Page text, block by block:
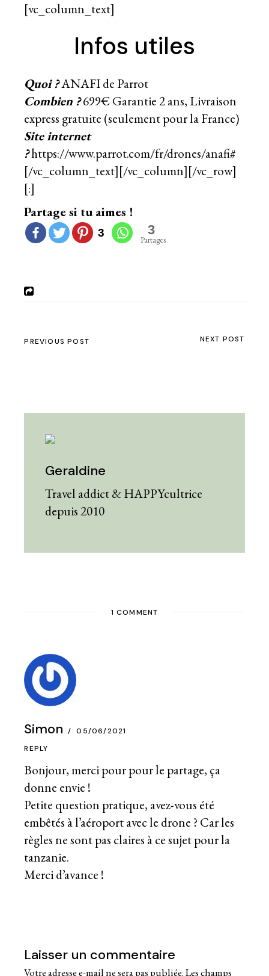
[vc_column_text]
Infos utiles
Quoi ?ANAFI de Parrot
Combien ?699€ Garantie 2 ans, Livraison
express gratuite (seulement pour la France)
Site internet
?https://www.parrot.com/fr/drones/anafi#
[/vc_column_text][/vc_column][/vc_row]
[:]
Partage si tu aimes !
3 3
Partages
PREVIOUS POST NEXT POST
Geraldine
Travel addict & HAPPYcultrice
depuis 2010
1 COMMENT
Simon 05/06/2021
Bonjour, merci pour pour le partage, ça
donne envie !
Petite question pratique, avez-vous été
embêtés à l’aéroport avec le drone ? Car les
règles ne sont pas claires à ce sujet pour la
tanzanie.
Merci d’avance !
REPLY
Laisser un commentaire
Votre adresse e-mail ne sera pas publiée.Les champs